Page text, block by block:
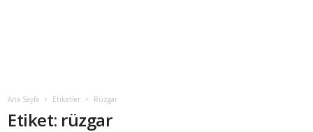
Ana Sayfa Etiketler Rüzgar
Etiket: rüzgar